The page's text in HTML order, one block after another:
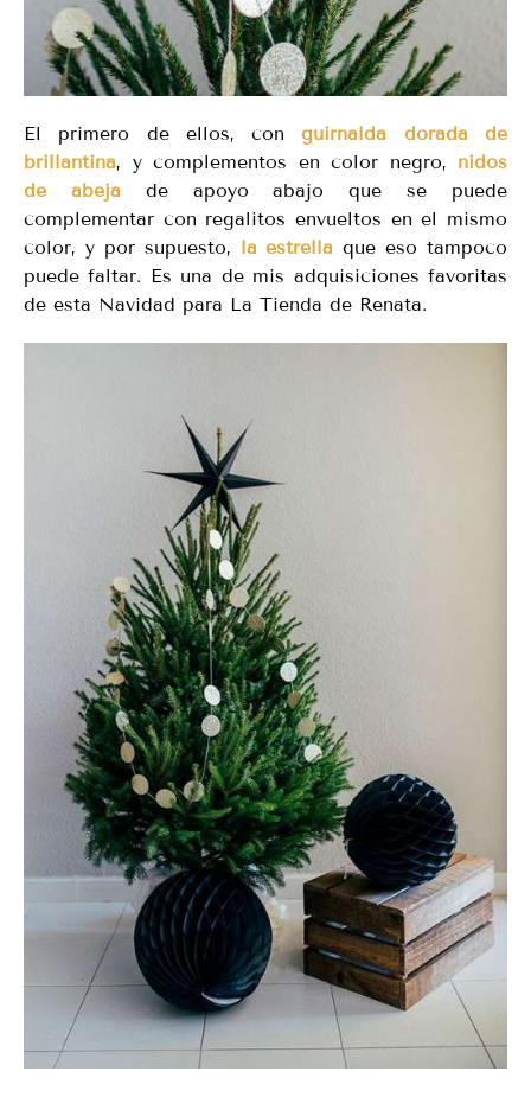
El primero de ellos, conguirnalda dorada de
brillantina, y complementos en color negro, nidos
de abeja de apoyo abajo que se puede
complementar con regalitos envueltos en el mismo
color, y por supuesto, la estrella que eso tampoco
puede faltar. Es una de mis adquisiciones favoritas
de esta Navidad para La Tienda de Renata.